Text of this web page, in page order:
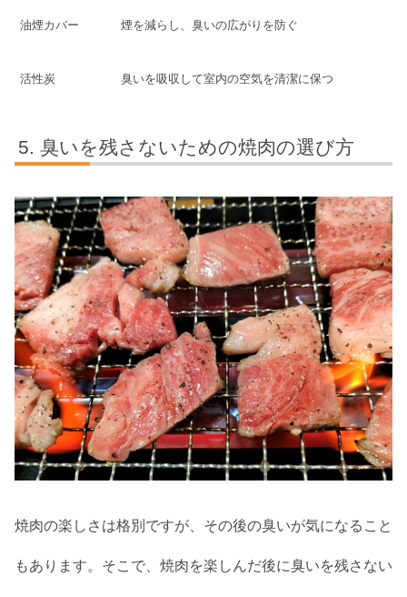
油煙カバー 煙を減らし、臭いの広がりを防ぐ
活性炭 臭いを吸収して室内の空気を清潔に保つ
臭いを残さないための焼肉の選び方
焼肉の楽しさは格別ですが、その後の臭いが気になること
もあります。そこで、焼肉を楽しんだ後に臭いを残さない